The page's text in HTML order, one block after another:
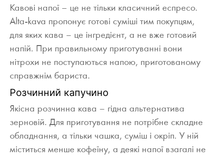
Кавові напої – це не тільки класичний еспресо.
Alta-kava пропонує готові суміші тим покупцям,
для яких кава – це інгредієнт, а не вже готовий
напій. При правильному приготуванні вони
нітрохи не поступаються напою, приготованому
справжнім бариста.
Розчинний капучино
Якісна розчинна кава – гідна альтернатива
зерновій. Для приготування не потрібне складне
обладнання, а тільки чашка, суміш і окріп. У ній
міститься менше кофеїну, а деякі напої взагалі не